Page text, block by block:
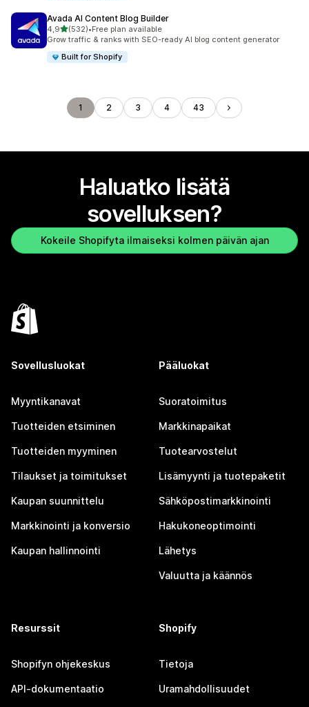
Avada AI Content Blog Builder
4,9/ 5 tähteä
(532)
532 arvostelua yhteensä
•Free plan available
Grow traffic & ranks with SEO-ready AI blog content generator
Built for Shopify
1 2 3 4 43
Haluatko lisätä
sovelluksen?
Kokeile Shopifyta ilmaiseksi kolmen päivän ajan
Sovellusluokat
Myyntikanavat
Tuotteiden etsiminen
Tuotteiden myyminen
Tilaukset ja toimitukset
Kaupan suunnittelu
Markkinointi ja konversio
Kaupan hallinnointi
Pääluokat
Suoratoimitus
Markkinapaikat
Tuotearvostelut
Lisämyynti ja tuotepaketit
Sähköpostimarkkinointi
Hakukoneoptimointi
Lähetys
Valuutta ja käännös
Resurssit
Shopifyn ohjekeskus
API-dokumentaatio
Shopify
Tietoja
Uramahdollisuudet